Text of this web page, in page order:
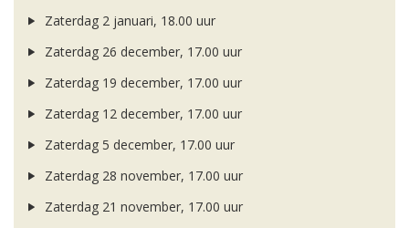
Zaterdag 2 januari, 18.00 uur
Zaterdag 26 december, 17.00 uur
Zaterdag 19 december, 17.00 uur
Zaterdag 12 december, 17.00 uur
Zaterdag 5 december, 17.00 uur
Zaterdag 28 november, 17.00 uur
Zaterdag 21 november, 17.00 uur